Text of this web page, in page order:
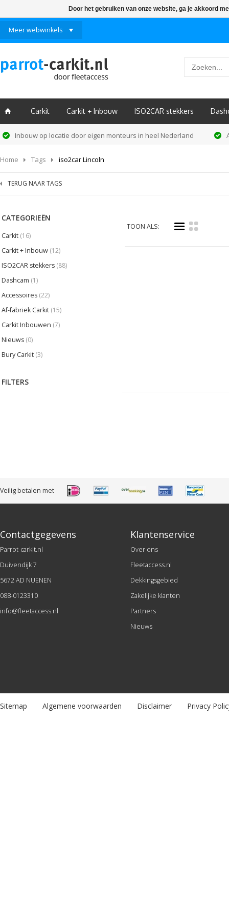
Meer webwinkels
ï Carkit Carkit + Inbouw ISO2CAR stekkers
Inbouw op locatie door eigen monteurs in heel Nederland
Home Tags iso2car Lincoln
TERUG NAAR TAGS
CATEGORIEËN
Carkit (16)
Carkit + Inbouw (12)
ISO2CAR stekkers (88)
Dashcam (1)
Accessoires (22)
Af-fabriek Carkit (15)
Carkit Inbouwen (7)
Nieuws (0)
Bury Carkit (3)
FILTERS
TOON ALS: i k
Veilig betalen met
Contactgegevens
Parrot-carkit.nl
Duivendijk 7
5672 AD NUENEN
088-0123310
info@fleetaccess.nl
Klantenservice
Over ons
Fleetaccess.nl
Dekkingsgebied
Zakelijke klanten
Partners
Nieuws
Sitemap Algemene voorwaarden Disclaimer Privacy
Door het gebruiken van onze website, ga je akkoord